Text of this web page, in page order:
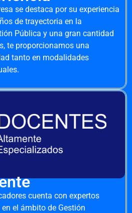
se destaca por su experiencia
de trayectoria en la
Pública y una gran cantidad
te proporcionamos una
tanto en modalidades
cuenta con expertos
el ámbito de Gestión